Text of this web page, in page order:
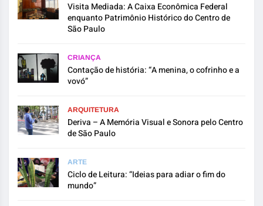
Visita Mediada: A Caixa Econômica Federal
enquanto Patrimônio Histórico do Centro de
São Paulo
CRIANÇA
Contação de história: “A menina, o cofrinho e a
vovó”
ARQUITETURA
Deriva – A Memória Visual e Sonora pelo Centro
de São Paulo
ARTE
Ciclo de Leitura: “Ideias para adiar o fim do
mundo”